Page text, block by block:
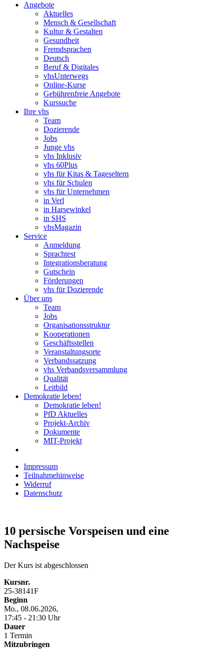
Angebote
Aktuelles
Mensch & Gesellschaft
Kultur & Gestalten
Gesundheit
Fremdsprachen
Deutsch
Beruf & Digitales
vhsUnterwegs
Online-Kurse
Gebührenfreie Angebote
Kurssuche
Ihre vhs
Team
Dozierende
Jobs
Junge vhs
vhs Inklusiv
vhs 60Plus
vhs für Kitas & Tageseltern
vhs für Schulen
vhs für Unternehmen
in Verl
in Harsewinkel
in SHS
vhsMagazin
Service
Anmeldung
Sprachtest
Integrationsberatung
Gutschein
Förderungen
vhs für Dozierende
Über uns
Team
Jobs
Organisationsstruktur
Kooperationen
Geschäftsstellen
Veranstaltungsorte
Verbandssatzung
vhs Verbandsversammlung
Qualität
Leitbild
Demokratie leben!
Demokratie leben!
PfD Aktuelles
Projekt-Archiv
Dokumente
MIT-Projekt
Impressum
Teilnahmehinweise
Widerruf
Datenschutz
10 persische Vorspeisen und eine
Nachspeise
Der Kurs ist abgeschlossen
Kursnr.
25-38141F
Beginn
Mo., 08.06.2026,
17:45 - 21:30 Uhr
Dauer
1 Termin
Mitzubringen